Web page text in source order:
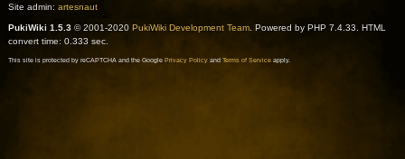
Site admin: artesnaut
PukiWiki 1.5.3© 2001-2020 PukiWiki Development Team. Powered by PHP 7.4.33. HTML
convert time: 0.333 sec.
This site is protected by reCAPTCHA and the Google Privacy Policyand Terms of Serviceapply.